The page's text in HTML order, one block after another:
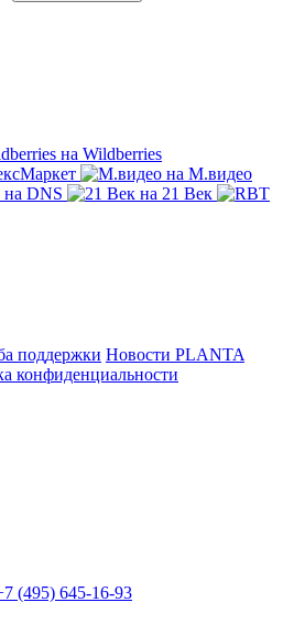
на Wildberries
на М.видео
на DNS
на 21 Век
поддержки Новости PLANTA
конфиденциальности
(495) 645-16-93